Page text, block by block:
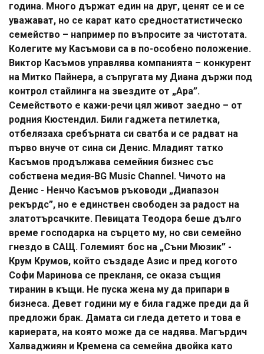
година. Много държат един на друг, ценят се и се
уважават, но се карат като средностатистическо
семейство – например по въпросите за чистотата.
Колегите му Касъмови са в по-особено положение.
Виктор Касъмов управлява компанията – конкурент
на Митко Пайнера, а съпругата му Диана държи под
контрол стайлинга на звездите от „Ара”.
Семейството е кажи-речи цял живот заедно – от
родния Кюстендил. Били гаджета петилетка,
отбелязаха сребърната си сватба и се радват на
първо внуче от сина си Денис. Младият татко
Касъмов продължава семейния бизнес със
собствена медия-BG Music Channel. Чичото на
Денис - Ненчо Касъмов ръководи „Диапазон
рекърдс”, но е единствен свободен за радост на
златотърсачките. Певицата Теодора беше дълго
време господарка на сърцето му, но сви семейно
гнездо в САЩ. Големият бос на „Съни Мюзик” -
Крум Крумов, който създаде Азис и пред когото
Софи Маринова се прекланя, се оказа същия
тиранин в къщи. Не пуска жена му да припари в
бизнеса. Девет години му е била гадже преди да й
предложи брак. Дамата си гледа детето и това е
кариерата, на която може да се надява. Магърдич
Халваджиян и Кремена са семейна двойка като